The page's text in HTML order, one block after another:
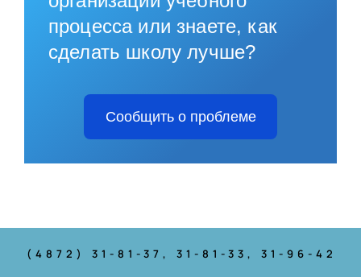
процесса или знаете, как
сделать школу лучше?
Сообщить о проблеме
(4872) 31-81-37, 31-81-33, 31-96-42